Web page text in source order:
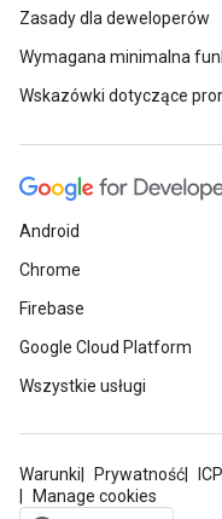
Zasady dla deweloperów
Wymagana minimalna
Wskazówki dotyczące
Android
Chrome
Firebase
Google Cloud Platform
Wszystkie usługi
Warunki Prywatność
Manage cookies